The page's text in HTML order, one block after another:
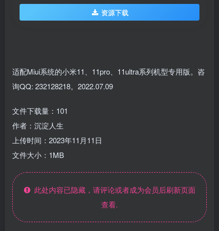
资源下载
适配Miui系统的小米11、11pro、11ultra系列机型专用版。咨
询QQ: 232128218。2022.07.09
文件下载量：101
作者：沉淀人生
上传时间：2023年11月11日
文件大小：1MB
此处内容已隐藏，请评论或者成为会员后刷新页面
查看.